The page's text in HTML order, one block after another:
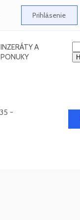
Prihlásenie
INZERÁTY A
PONUKY
-